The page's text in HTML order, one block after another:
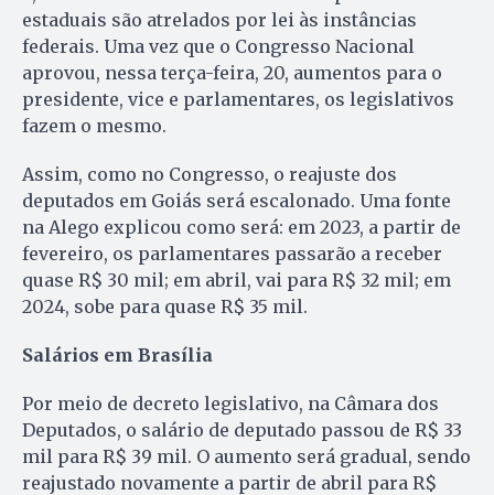
estaduais são atrelados por lei às instâncias
federais. Uma vez que o Congresso Nacional
aprovou, nessa terça-feira, 20, aumentos para o
presidente, vice e parlamentares, os legislativos
fazem o mesmo.
Assim, como no Congresso, o reajuste dos
deputados em Goiás será escalonado. Uma fonte
na Alego explicou como será: em 2023, a partir de
fevereiro, os parlamentares passarão a receber
quase R$ 30 mil; em abril, vai para R$ 32 mil; em
2024, sobe para quase R$ 35 mil.
Salários em Brasília
Por meio de decreto legislativo, na Câmara dos
Deputados, o salário de deputado passou de R$ 33
mil para R$ 39 mil. O aumento será gradual, sendo
reajustado novamente a partir de abril para R$